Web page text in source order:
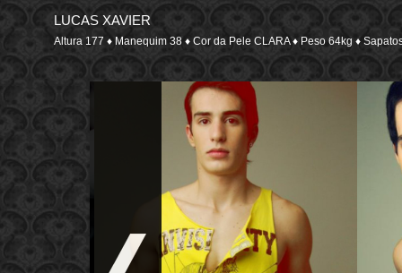
LUCAS XAVIER
Altura 177 ♦ Manequim 38 ♦ Cor da Pele CLARA ♦ Peso 64kg ♦